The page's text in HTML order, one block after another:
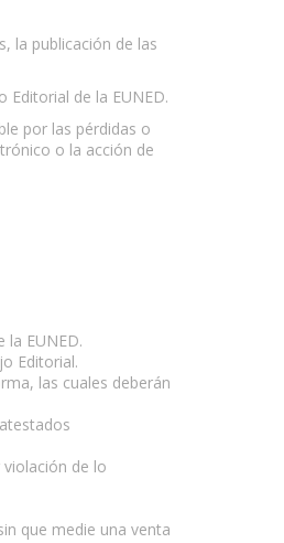
la publicación de las
de la EUNED.
por las pérdidas o
o la acción de
EUNED.
Editorial.
las cuales deberán
de lo
que medie una venta